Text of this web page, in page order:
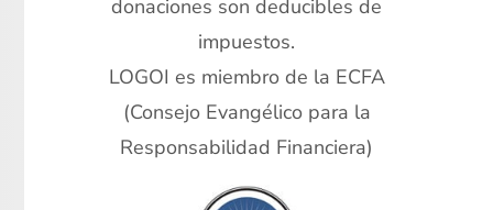
donaciones son deducibles de
impuestos.
LOGOI es miembro de la ECFA
(Consejo Evangélico para la
Responsabilidad Financiera)